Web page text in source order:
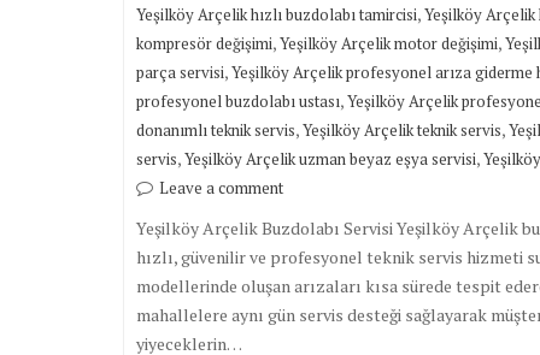
Yeşilköy Arçelik hızlı buzdolabı tamircisi,Yeşilköy Arçelik
kompresör değişimi,Yeşilköy Arçelik motor değişimi,
parça servisi,Yeşilköy Arçelik profesyonel arıza giderme
profesyonel buzdolabı ustası,Yeşilköy Arçelik
donanımlı teknik servis,Yeşilköy Arçelik teknik servis,
servis,Yeşilköy Arçelik uzman beyaz eşya servisi,
Leave a comment
Yeşilköy Arçelik Buzdolabı Servisi Yeşilköy Arçelik
hızlı, güvenilir ve profesyonel teknik servis hizmeti
modellerinde oluşan arızaları kısa sürede tespit
mahallelere aynı gün servis desteği sağlayarak
yiyeceklerin…